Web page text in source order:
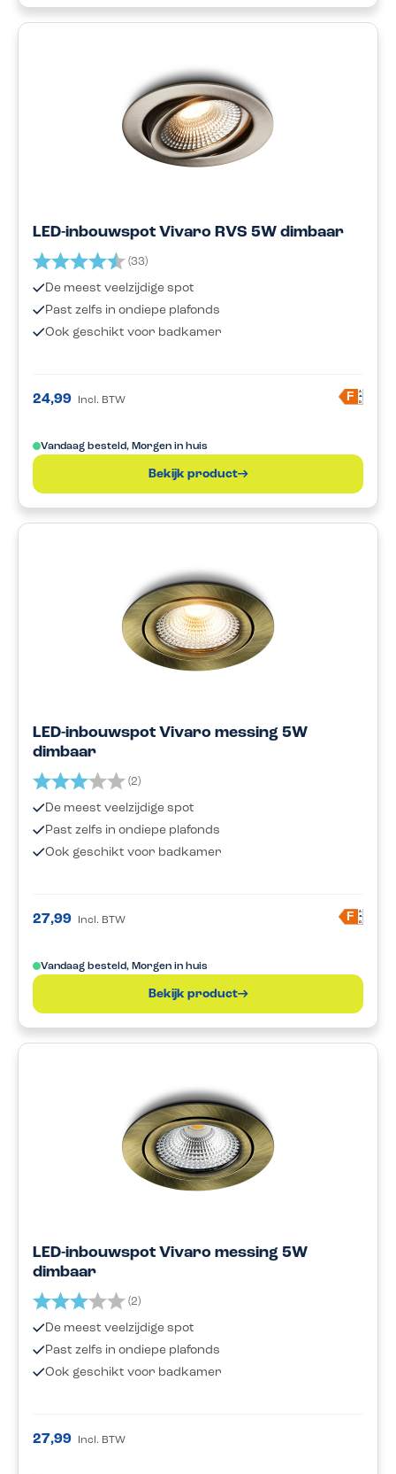
LED-inbouwspot Vivaro RVS 5W dimbaar
Beoordeling: (33)
De meest veelzijdige spot
Past zelfs in ondiepe plafonds
Ook geschikt voor badkamer
24,99 Incl. BTW F A
G
Vandaag besteld, Morgen in huis
Bekijk product
LED-inbouwspot Vivaro messing 5W
dimbaar
Beoordeling: (2)
De meest veelzijdige spot
Past zelfs in ondiepe plafonds
Ook geschikt voor badkamer
27,99 Incl. BTW F A
G
Vandaag besteld, Morgen in huis
Bekijk product
LED-inbouwspot Vivaro messing 5W
dimbaar
Beoordeling: (2)
De meest veelzijdige spot
Past zelfs in ondiepe plafonds
Ook geschikt voor badkamer
27,99 Incl. BTW